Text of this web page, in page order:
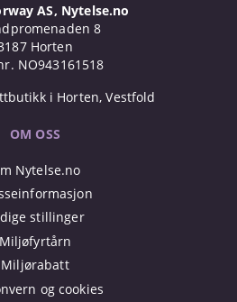
AS, Nytelse.no
8
Horten
NO943161518
i Horten, Vestfold
OM OSS
Nytelse.no
stillinger
Miljøfyrtårn
Miljørabatt
og cookies